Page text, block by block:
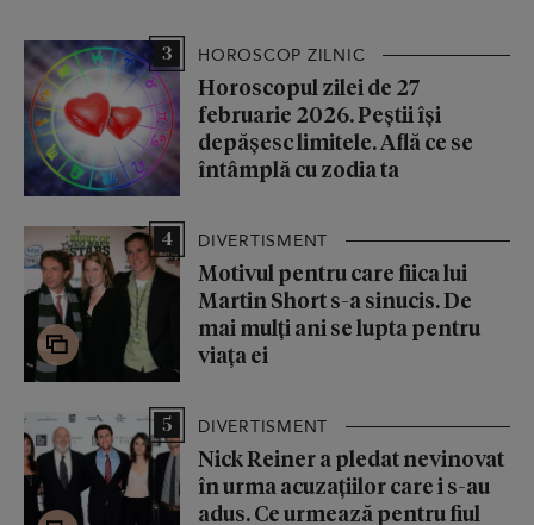
3 HOROSCOP ZILNIC
Horoscopul zilei de 27
februarie 2026. Peștii își
depășesc limitele. Află ce se
întâmplă cu zodia ta
4 DIVERTISMENT
Motivul pentru care fiica lui
Martin Short s-a sinucis. De
mai mulți ani se lupta pentru
viața ei
5 DIVERTISMENT
Nick Reiner a pledat nevinovat
în urma acuzațiilor care i s-au
adus. Ce urmează pentru fiul